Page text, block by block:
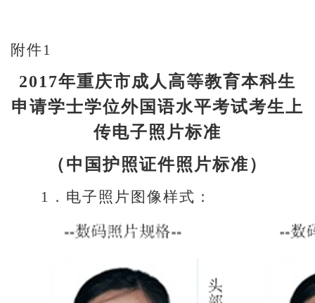
附件1
2017年重庆市成人高等教育本科生
申请学士学位外国语水平考试考生上
传电子照片标准
（中国护照证件照片标准）
1 ．电子照片图像样式：